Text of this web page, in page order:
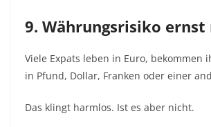
9. Währungsrisiko ernst
Viele Expats leben in Euro, bekommen
in Pfund, Dollar, Franken oder einer
Das klingt harmlos. Ist es aber nicht.